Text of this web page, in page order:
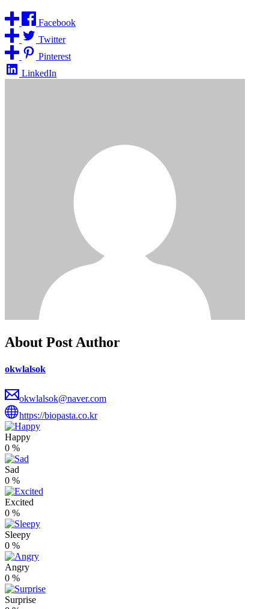
Facebook
Twitter
Pinterest
LinkedIn
About Post Author
okwlalsok
okwlalsok@naver.com
https://biopasta.co.kr
Happy
0 %
Sad
0 %
Excited
0 %
Sleepy
0 %
Angry
0 %
Surprise